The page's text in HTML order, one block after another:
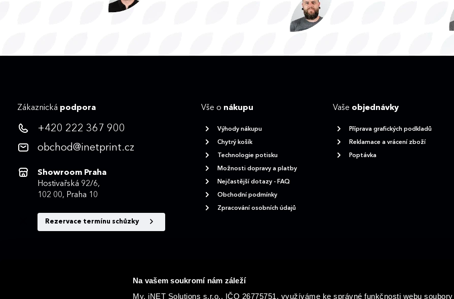
Na vašem soukromí nám záleží
My, iNET Solutions s.r.o., IČO 26775751, využíváme ke správné funkčnosti webu
Zákaznická podpora
+420 222 367 900
obchod@inetprint.cz
Showroom Praha
Hostivařská 92/6,
102 00, Praha 10
Rezervace termínu schůzky
Vše o nákupu
Výhody nákupu
Chytrý košík
Technologie potisku
Možnosti dopravy a platby
Nejčastější dotazy - FAQ
Obchodní podmínky
Zpracování osobních údajů
Vaše objednávky
Příprava grafických podkladů
Reklamace a vrácení zboží
Poptávka